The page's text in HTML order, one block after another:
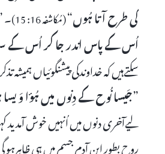
کی طرح آتا ہُوں“(مُکاشفہ 16: 15) ۔
اُس کے پاس اندر جا کر اُس کے
سکتےہیں کہ خداوندکی پیشنگوئیاں ہمیشہ
”جَیسا نُوح کے دِنوں میں ہُؤا
لیےآخری دنوں میں اُنہیں خوش
روح بطور ابن آدم جسم میں ہی